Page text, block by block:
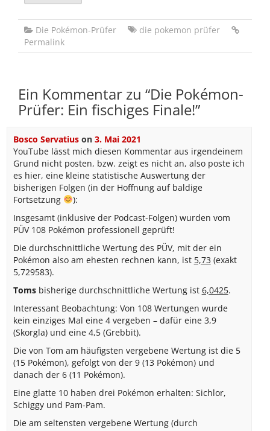
Die Pokémon-Prüfer
die pokemon prüfer
Permalink
Ein Kommentar zu “Die Pokémon-
Prüfer: Ein fischiges Finale!”
Bosco Servatiuson 3. Mai 2021
YouTube lässt mich diesen Kommentar aus irgendeinem
Grund nicht posten, bzw. zeigt es nicht an, also poste ich
es hier, eine kleine statistische Auswertung der
bisherigen Folgen (in der Hoffnung auf baldige
Fortsetzung
):
Insgesamt (inklusive der Podcast-Folgen) wurden vom
PÜV 108 Pokémon professionell geprüft!
Die durchschnittliche Wertung des PÜV, mit der ein
Pokémon also am ehesten rechnen kann, ist 5,73 (exakt
5,729583).
Tomsbisherige durchschnittliche Wertung ist 6,0425.
Interessant Beobachtung: Von 108 Wertungen wurde
kein einziges Mal eine 4 vergeben – dafür eine 3,9
(Skorgla) und eine 4,5 (Grebbit).
Die von Tom am häufigsten vergebene Wertung ist die 5
(15 Pokémon), gefolgt von der 9 (13 Pokémon) und
danach der 6 (11 Pokémon).
Eine glatte 10 haben drei Pokémon erhalten: Sichlor,
Schiggy und Pam-Pam.
Die am seltensten vergebene Wertung (durch